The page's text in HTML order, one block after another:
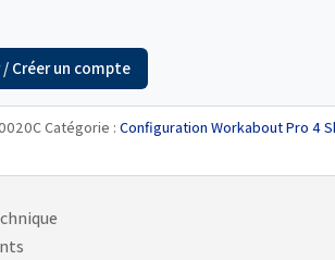
Créer un compte
Catégorie :Configuration Workabout Pro 4